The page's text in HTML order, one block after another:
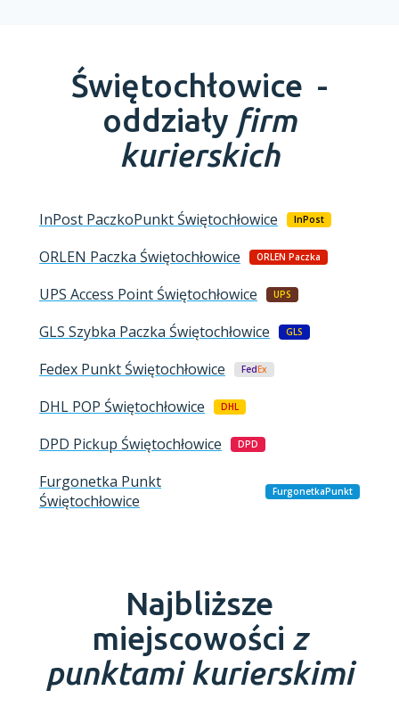
Świętochłowice -
oddziały firm
kurierskich
InPost PaczkoPunktŚwiętochłowice InPost
ORLEN Paczka Świętochłowice ORLEN Paczka
UPS Access PointŚwiętochłowice UPS
GLS Szybka Paczka Świętochłowice GLS
Fedex PunktŚwiętochłowice FedEx
DHL POP Świętochłowice DHL
DPD Pickup Świętochłowice DPD
Furgonetka Punkt
Świętochłowice
FurgonetkaPunkt
Najbliższe
miejscowości z
punktami kurierskimi